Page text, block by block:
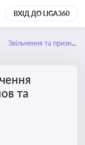
ВХІД ДО LIGA360
Звільнення та призначення керівників держустанов та компаній
та